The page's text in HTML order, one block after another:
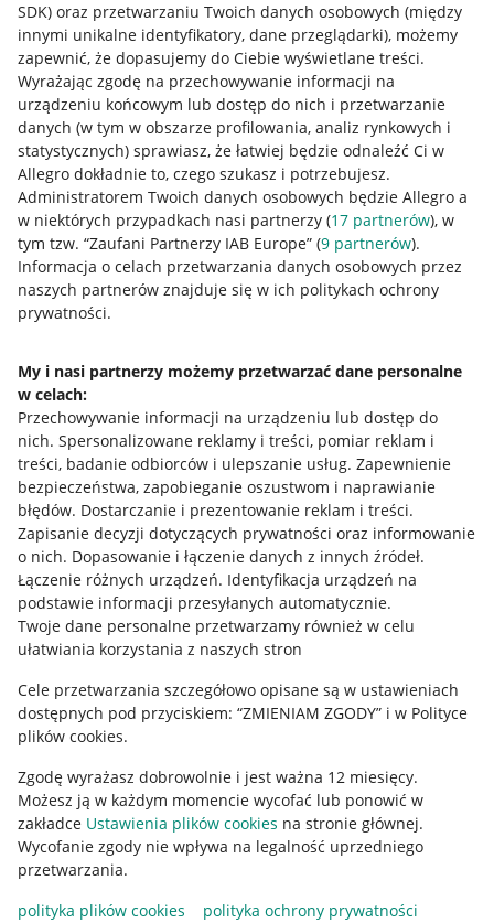
SDK) oraz przetwarzaniu Twoich danych osobowych (między
innymi unikalne identyfikatory, dane przeglądarki), możemy
zapewnić, że dopasujemy do Ciebie wyświetlane treści.
Wyrażając zgodę na przechowywanie informacji na
urządzeniu końcowym lub dostęp do nich i przetwarzanie
danych (w tym w obszarze profilowania, analiz rynkowych i
statystycznych) sprawiasz, że łatwiej będzie odnaleźć Ci w
Allegro dokładnie to, czego szukasz i potrzebujesz.
Administratorem Twoich danych osobowych będzie Allegro a
w niektórych przypadkach nasi partnerzy (17 partnerów), w
tym tzw. “Zaufani Partnerzy IAB Europe” (9 partnerów).
Informacja o celach przetwarzania danych osobowych przez
naszych partnerów znajduje się w ich politykach ochrony
prywatności.
My i nasi partnerzy możemy przetwarzać dane personalne
w celach:
Przechowywanie informacji na urządzeniu lub dostęp do
nich. Spersonalizowane reklamy i treści, pomiar reklam i
treści, badanie odbiorców i ulepszanie usług. Zapewnienie
bezpieczeństwa, zapobieganie oszustwom i naprawianie
błędów. Dostarczanie i prezentowanie reklam i treści.
Zapisanie decyzji dotyczących prywatności oraz informowanie
o nich. Dopasowanie i łączenie danych z innych źródeł.
Łączenie różnych urządzeń. Identyfikacja urządzeń na
podstawie informacji przesyłanych automatycznie.
Twoje dane personalne przetwarzamy również w celu
ułatwiania korzystania z naszych stron
Cele przetwarzania szczegółowo opisane są w ustawieniach
dostępnych pod przyciskiem: “ZMIENIAM ZGODY” i w Polityce
plików cookies.
Zgodę wyrażasz dobrowolnie i jest ważna 12 miesięcy.
Możesz ją w każdym momencie wycofać lub ponowić w
zakładce Ustawienia plików cookies na stronie głównej.
Wycofanie zgody nie wpływa na legalność uprzedniego
przetwarzania.
polityka plików cookies
polityka ochrony prywatności
Przydatne informacje
Jak to działa
Allegro Gadane dla sprzedających
Allegro Gadane dla kupujących
Mapa miejscowości
Informacje prawne
Regulamin
Polityka plików "cookies"
Ustawienia plików "cookies"
Udostępnianie lokalizacji
Informacje dla Aktu o Usługach Cyfrowych
Pobierz aplikację